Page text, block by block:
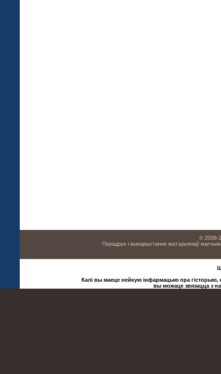
© 2008-
Перадрук і выкарыстанне матэрыялаў
Калі вы маеце нейкую інфармацыю пра гісторыю,
вы можаце звязацца з